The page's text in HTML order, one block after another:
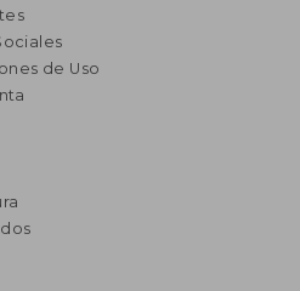
de Uso